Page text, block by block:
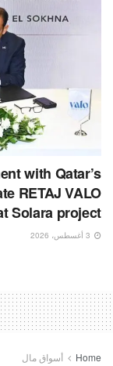
with Qatar’s
RETAJ VALO
Solara project
Home أسواق مال